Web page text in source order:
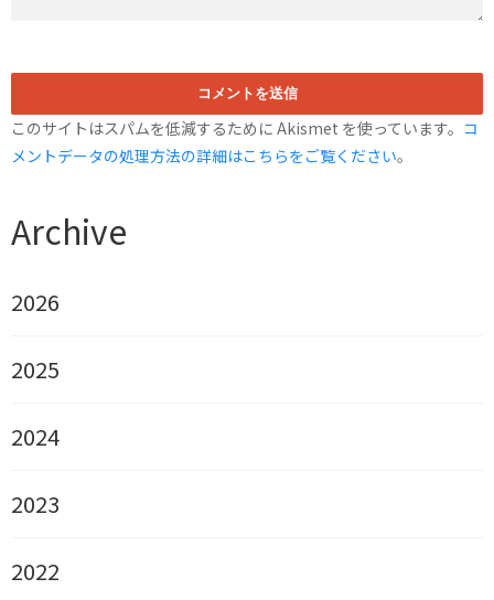
このサイトはスパムを低減するために Akismet を使っています。 コ
メントデータの処理方法の詳細はこちらをご覧ください。
Archive
2026
2025
2024
2023
2022